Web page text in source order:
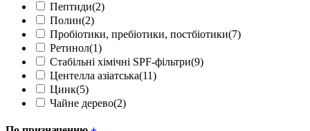
Пептиди(2)
Полин(2)
Пробіотики, пребіотики, постбіотики(7)
Ретинол(1)
Стабільні хімічні SPF-фільтри(9)
Центелла азіатська(11)
Цинк(5)
Чайне дерево(2)